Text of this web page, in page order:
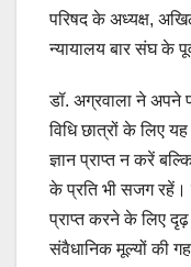
परिषद के अध्यक्ष,
न्यायालय बार संघ के
डॉ. अग्रवाला ने अपने
विधि छात्रों के लिए
ज्ञान प्राप्त न करें
के प्रति भी सजग रहें।
प्राप्त करने के लिए
संवैधानिक मूल्यों की